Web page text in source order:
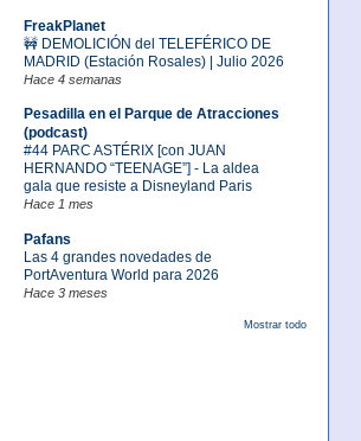
FreakPlanet
🚧 DEMOLICIÓN del TELEFÉRICO DE
MADRID (Estación Rosales) | Julio 2026
Hace 4 semanas
Pesadilla en el Parque de Atracciones
(podcast)
#44 PARC ASTÉRIX [con JUAN
HERNANDO “TEENAGE”] - La aldea
gala que resiste a Disneyland Paris
Hace 1 mes
Pafans
Las 4 grandes novedades de
PortAventura World para 2026
Hace 3 meses
Mostrar todo